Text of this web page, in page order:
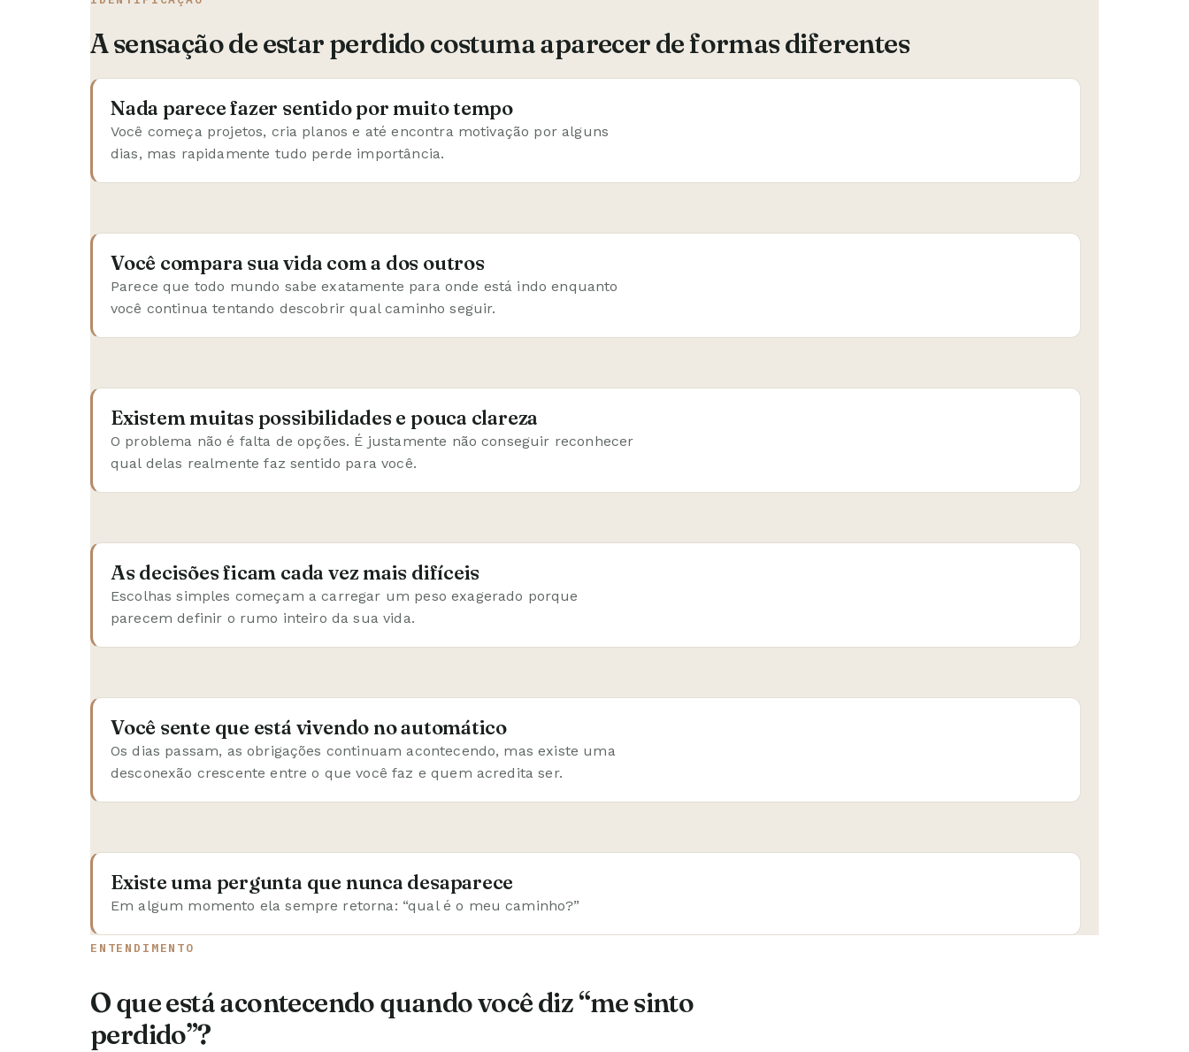
A sensação de estar perdido costuma aparecer de formas diferentes
Nada parece fazer sentido por muito tempo
Você começa projetos, cria planos e até encontra motivação por alguns
dias, mas rapidamente tudo perde importância.
Você compara sua vida com a dos outros
Parece que todo mundo sabe exatamente para onde está indo enquanto
você continua tentando descobrir qual caminho seguir.
Existem muitas possibilidades e pouca clareza
O problema não é falta de opções. É justamente não conseguir reconhecer
qual delas realmente faz sentido para você.
As decisões ficam cada vez mais difíceis
Escolhas simples começam a carregar um peso exagerado porque
parecem definir o rumo inteiro da sua vida.
Você sente que está vivendo no automático
Os dias passam, as obrigações continuam acontecendo, mas existe uma
desconexão crescente entre o que você faz e quem acredita ser.
Existe uma pergunta que nunca desaparece
Em algum momento ela sempre retorna: “qual é o meu caminho?”
ENTENDIMENTO
O que está acontecendo quando você diz “me sinto
perdido”?